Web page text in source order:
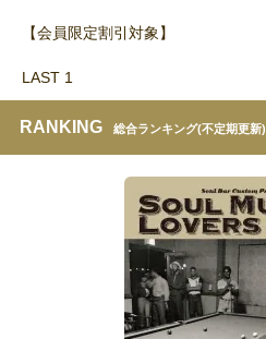
【会員限定割引対象】
LAST 1
RANKING 総合ランキング(不定期更新)